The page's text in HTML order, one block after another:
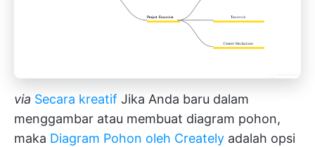
via Secara kreatif Jika Anda baru dalam
menggambar atau membuat diagram pohon,
maka Diagram Pohon oleh Creately adalah opsi